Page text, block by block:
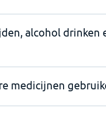
alcohol drinken
medicijnen